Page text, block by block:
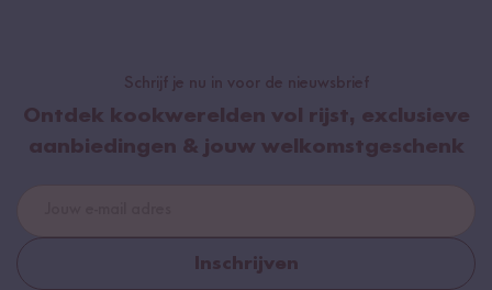
Schrijf je nu in voor de nieuwsbrief
Ontdek kookwerelden vol rijst, exclusieve
aanbiedingen & jouw welkomstgeschenk
Inschrijven